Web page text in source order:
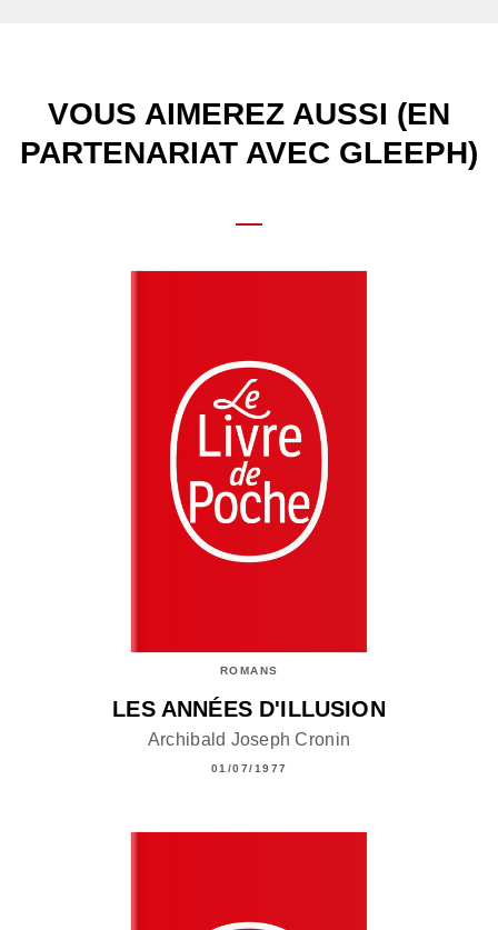
VOUS AIMEREZ AUSSI (EN
PARTENARIAT AVEC GLEEPH)
ROMANS
LES ANNÉES D'ILLUSION
Archibald Joseph Cronin
01/07/1977